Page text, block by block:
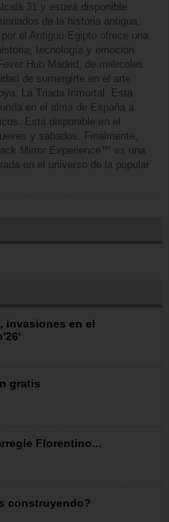
31 y estará disponible
de la historia antigua,
el Antiguo Egipto ofrece una
tecnología y emoción.
Hub Madrid, de miércoles
de sumergirte en el arte
La Triada Inmortal. Esta
en el alma de España a
Está disponible en el
y sábados. Finalmente,
Mirror Experience™ es una
en el universo de la popular
invasiones en el
gratis
Florentino...
construyendo?